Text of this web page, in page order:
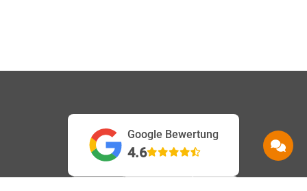
Google Bewertung
4.6